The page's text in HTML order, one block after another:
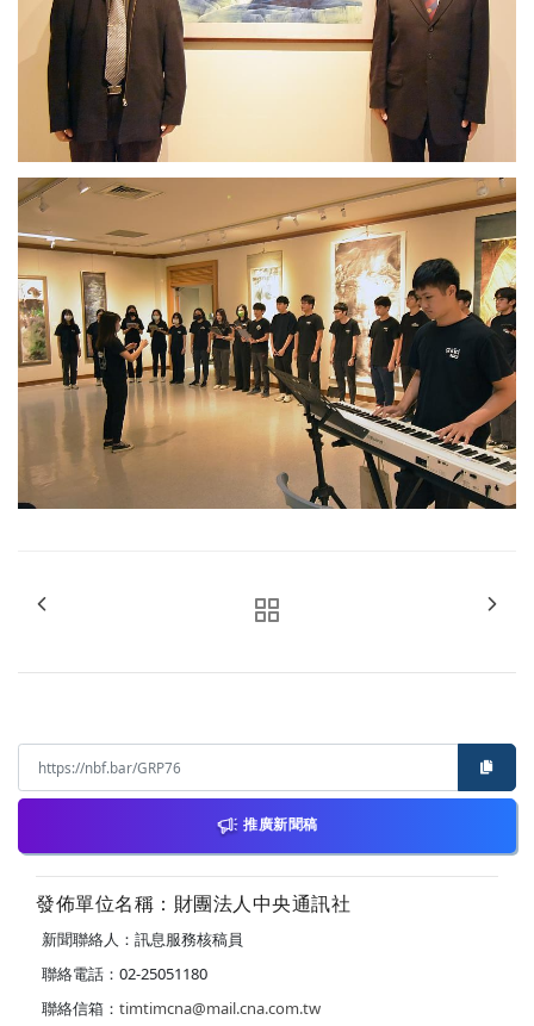
推廣新聞稿
發佈單位名稱：財團法人中央通訊社
新聞聯絡人：訊息服務核稿員
聯絡電話：02-25051180
聯絡信箱： timtimcna@mail.cna.com.tw